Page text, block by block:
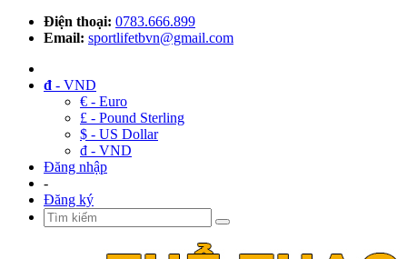
Điện thoại: 0783.666.899
Email: sportlifetbvn@gmail.com
đ - VND
€ - Euro
£ - Pound Sterling
$ - US Dollar
đ - VND
Đăng nhập
-
Đăng ký